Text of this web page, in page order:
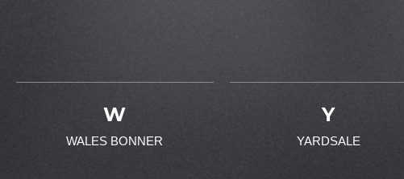
W
WALES BONNER
Y
YARDSALE